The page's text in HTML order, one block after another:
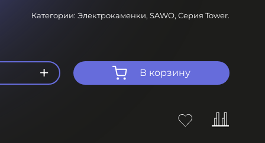
Категории: Электрокаменки, SAWO, Серия Tower.
В корзину
+